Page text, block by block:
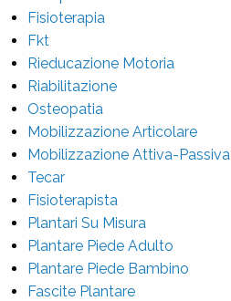
Fisioterapia
Fkt
Rieducazione Motoria
Riabilitazione
Osteopatia
Mobilizzazione Articolare
Mobilizzazione Attiva-Passiva
Tecar
Fisioterapista
Plantari Su Misura
Plantare Piede Adulto
Plantare Piede Bambino
Fascite Plantare